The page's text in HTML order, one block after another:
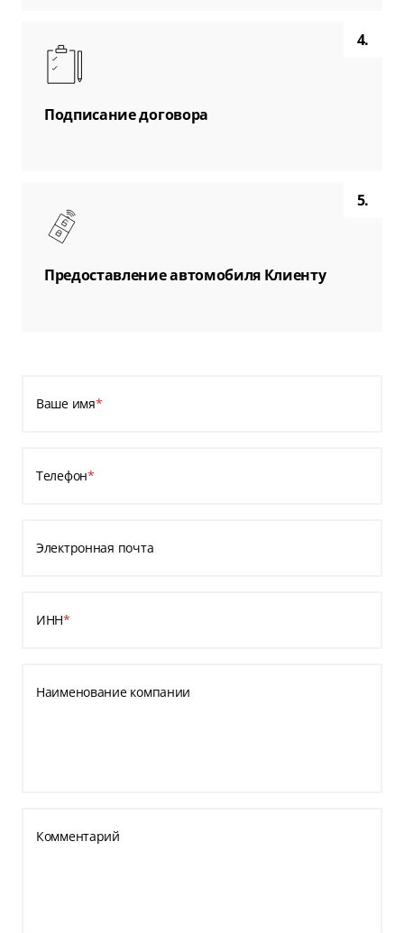
4.
Подписание договора
5.
Предоставление автомобиля Клиенту
Ваше имя*
Телефон*
Электронная почта
ИНН*
Наименование компании
Комментарий